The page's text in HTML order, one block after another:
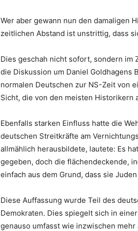
Wer aber gewann nun den damaligen
zeitlichen Abstand ist unstrittig, dass
Dies geschah nicht sofort, sondern im
die Diskussion um Daniel Goldhagens
normalen Deutschen zur NS-Zeit von
Sicht, die von den meisten Historikern
Ebenfalls starken Einfluss hatte die
deutschen Streitkräfte am
allmählich herausbildete, lautete: Es
gegeben, doch die flächendeckende,
einfach aus dem Grund, dass sie
Diese Auffassung wurde Teil des
Demokraten. Dies spiegelt sich in
genauso umfasst wie inzwischen